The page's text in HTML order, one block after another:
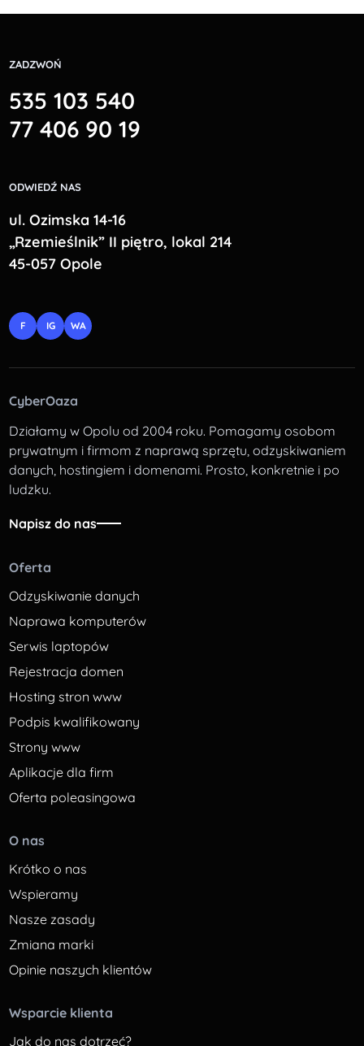
ZADZWOŃ
535 103 540
77 406 90 19
ODWIEDŹ NAS
ul. Ozimska 14-16
„Rzemieślnik” II piętro, lokal 214
45-057 Opole
F IG WA
CyberOaza
Działamy w Opolu od 2004 roku. Pomagamy osobom
prywatnym i firmom z naprawą sprzętu, odzyskiwaniem
danych, hostingiem i domenami. Prosto, konkretnie i po
ludzku.
Napisz do nas
Oferta
Odzyskiwanie danych
Naprawa komputerów
Serwis laptopów
Rejestracja domen
Hosting stron www
Podpis kwalifikowany
Strony www
Aplikacje dla firm
Oferta poleasingowa
O nas
Krótko o nas
Wspieramy
Nasze zasady
Zmiana marki
Opinie naszych klientów
Wsparcie klienta
Jak do nas dotrzeć?